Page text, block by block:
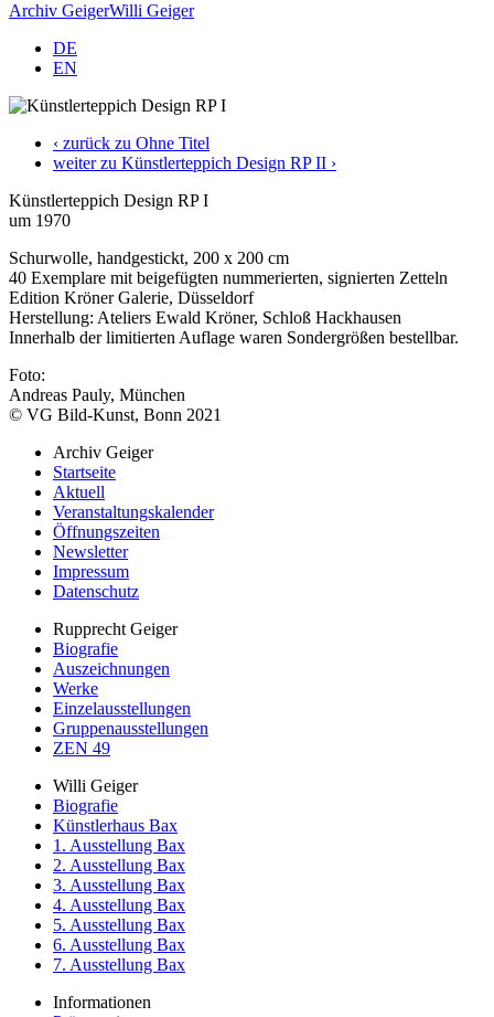
Archiv GeigerWilli Geiger
DE
EN
‹ zurück zu Ohne Titel
weiter zu Künstlerteppich Design RP II ›
Künstlerteppich Design RP I
um 1970
Schurwolle, handgestickt, 200 x 200 cm
40 Exemplare mit beigefügten nummerierten, signierten Zetteln
Edition Kröner Galerie, Düsseldorf
Herstellung: Ateliers Ewald Kröner, Schloß Hackhausen
Innerhalb der limitierten Auflage waren Sondergrößen bestellbar.
Foto:
Andreas Pauly, München
© VG Bild-Kunst, Bonn 2021
Archiv Geiger
Startseite
Aktuell
Veranstaltungskalender
Öffnungszeiten
Newsletter
Impressum
Datenschutz
Rupprecht Geiger
Biografie
Auszeichnungen
Werke
Einzelausstellungen
Gruppenausstellungen
ZEN 49
Willi Geiger
Biografie
Künstlerhaus Bax
1. Ausstellung Bax
2. Ausstellung Bax
3. Ausstellung Bax
4. Ausstellung Bax
5. Ausstellung Bax
6. Ausstellung Bax
7. Ausstellung Bax
Informationen